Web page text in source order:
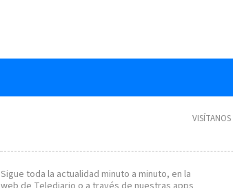
VISÍTANOS
Sigue toda la actualidad minuto a minuto, en la